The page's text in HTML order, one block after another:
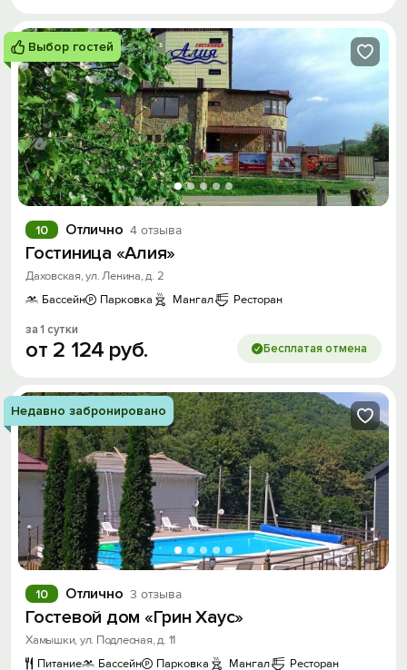
Выбор гостей
Отлично 4 отзыва
10
Гостиница «Алия»
Даховская, ул. Ленина, д. 2
Бассейн
Парковка Мангал Ресторан
за 1 сутки
от 2 124 руб. Бесплатая отмена
Недавно забронировано
Отлично 3 отзыва
10
Гостевой дом «Грин Хаус»
Хамышки, ул. Подлесная, д. 11
Питание
Бассейн Парковка Мангал Ресторан